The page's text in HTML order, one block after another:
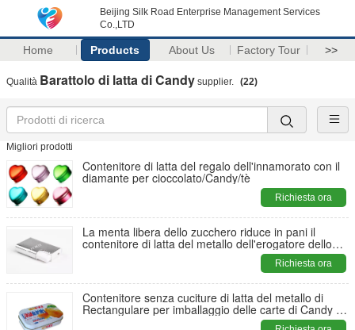
Beijing Silk Road Enterprise Management Services
Co.,LTD
Home Products About Us Factory Tour >>
Qualità Barattolo di latta di Candy supplier. (22)
Migliori prodotti
Contenitore di latta del regalo dell'innamorato con il
diamante per cioccolato/Candy/tè
Richiesta ora
La menta libera dello zucchero riduce in pani il
contenitore di latta del metallo dell'erogatore dello
zucchero del caffè con le componenti di plastica
Richiesta ora
Contenitore senza cuciture di latta del metallo di
Rectangulare per imballaggio delle carte di Candy e